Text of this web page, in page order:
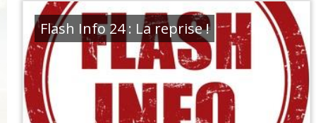
Flash Info 24 : La reprise !